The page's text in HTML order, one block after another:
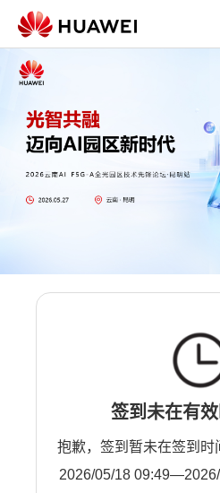
签到未在有
抱歉，签到暂未在签到时
2026/05/18